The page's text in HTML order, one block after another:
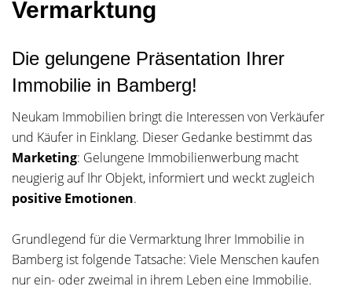
Vermarktung
Die gelungene Präsentation Ihrer
Immobilie in Bamberg!
Neukam Immobilien bringt die Interessen von Verkäufer
und Käufer in Einklang. Dieser Gedanke bestimmt das
Marketing: Gelungene Immobilienwerbung macht
neugierig auf Ihr Objekt, informiert und weckt zugleich
positive Emotionen.
Grundlegend für die Vermarktung Ihrer Immobilie in
Bamberg ist folgende Tatsache: Viele Menschen kaufen
nur ein- oder zweimal in ihrem Leben eine Immobilie.